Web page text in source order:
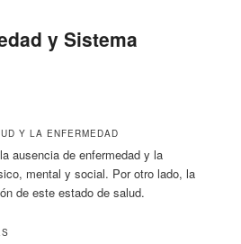
y Sistema
Y LA ENFERMEDAD
ausencia de enfermedad y la
mental y social. Por otro lado, la
de este estado de salud.